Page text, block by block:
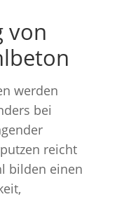
von
werden
bei
reicht
bilden einen